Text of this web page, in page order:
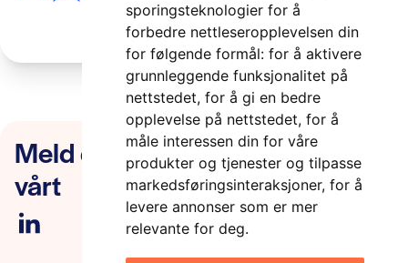
sporingsteknologier for å
forbedre nettleseropplevelsen din
for følgende formål: for å aktivere
grunnleggende funksjonalitet på
nettstedet, for å gi en bedre
opplevelse på nettstedet, for å
måle interessen din for våre
produkter og tjenester og tilpasse
markedsføringsinteraksjoner, for å
levere annonser som er mer
relevante for deg.
Meld deg på nyhetsbrevet
vårt